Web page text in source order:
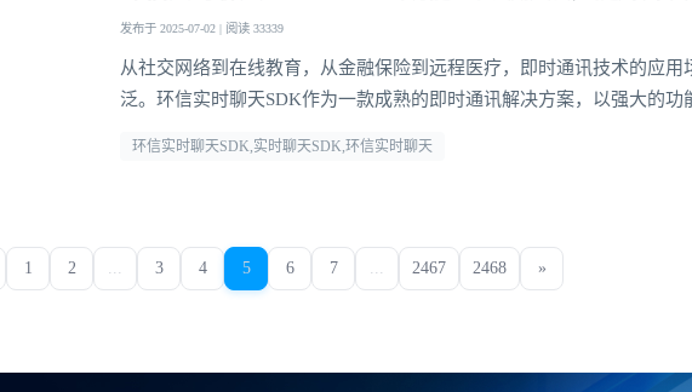
发布于 2025-07-02 | 阅读 33339
从社交网络到在线教育，从金融保险到远程医疗，即时通讯技术的应用
泛。环信实时聊天SDK作为一款成熟的即时通讯解决方案，以强大的功
环信实时聊天SDK,实时聊天SDK,环信实时聊天
1 2 3 4 5 6 7 2467 2468 »